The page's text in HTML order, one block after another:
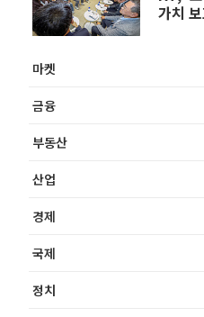
가치
마켓
금융
부동산
산업
경제
국제
정치